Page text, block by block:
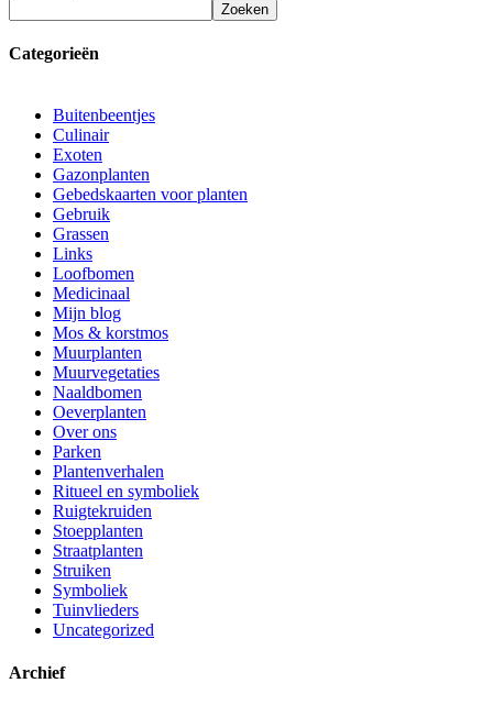
Zoeken
Categorieën
Buitenbeentjes
Culinair
Exoten
Gazonplanten
Gebedskaarten voor planten
Gebruik
Grassen
Links
Loofbomen
Medicinaal
Mijn blog
Mos & korstmos
Muurplanten
Muurvegetaties
Naaldbomen
Oeverplanten
Over ons
Parken
Plantenverhalen
Ritueel en symboliek
Ruigtekruiden
Stoepplanten
Straatplanten
Struiken
Symboliek
Tuinvlieders
Uncategorized
Archief